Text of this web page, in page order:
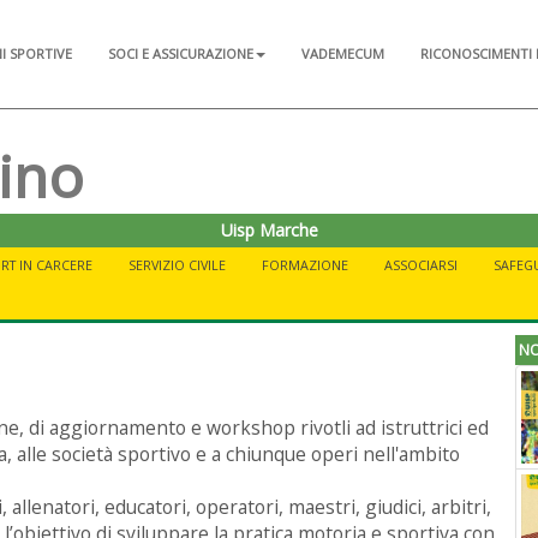
SPORTIVE SOCI E ASSICURAZIONE VADEMECUM RICONOSCIMENTI
Uisp Marche
IN CARCERE SERVIZIO CIVILE FORMAZIONE ASSOCIARSI
di aggiornamento e workshop rivotli ad istruttrici ed
società sportivo e a chiunque operi nell'ambito
educatori, operatori, maestri, giudici, arbitri,